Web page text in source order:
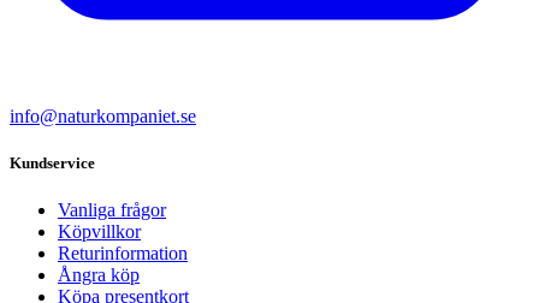
info@naturkompaniet.se
Kundservice
Vanliga frågor
Köpvillkor
Returinformation
Ångra köp
Köpa presentkort